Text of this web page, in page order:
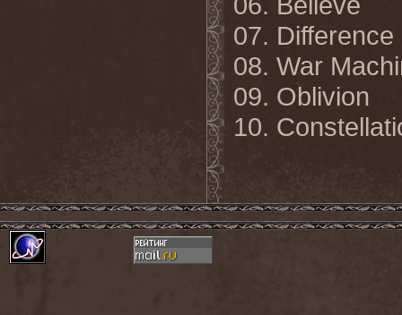
07. Difference
08. War
09. Oblivion
10.